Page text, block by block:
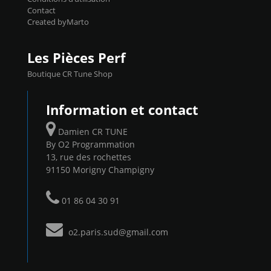
Contact
Created byMarto
Les Pièces Perf
Boutique CR Tune Shop
Information et contact
Damien CR TUNE
By O2 Programmation
13, rue des rochettes
91150 Morigny Champigny
01 86 04 30 91
o2.paris.sud@gmail.com